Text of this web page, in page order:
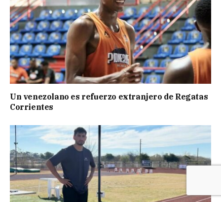
Un venezolano es refuerzo extranjero de Regatas
Corrientes